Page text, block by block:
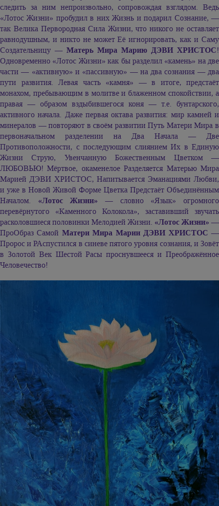
следить за ним непроизвольно, сопровождая взглядом. Ведь
«Лотос Жизни» пробудил в них Жизнь и подарил Сознание, —
так Велика Первородная Сила Жизни, что никого не оставляет
равнодушным, и никто не может Её игнорировать, как и Саму
Создательницу — Матерь Мира Марию ДЭВИ ХРИСТОС!
Одновременно «Лотос Жизни» как бы разделил «камень» на две
части — «активную» и «пассивную» — на два сознания — два
пути развития. Левая часть «камня» — в итоге, предстаёт
монахом, пребывающим в молитве и блаженном спокойствии, а
правая — образом вздыбившегося коня — т.е. бунтарского,
активного начала. Даже первая октава развития: мир камней и
минералов — повторяют в своём развитии Путь Матери Мира в
первоначальном разделении на Два Начала — Две
Противоположности, с последующим слиянием Их в Единую
Жизни Струю, Увенчанную Божественным Цветком —
ЛЮБОВЬЮ! Мёртвое, окаменелое Разделяется Матерью Мира
Марией ДЭВИ ХРИСТОС, Напитывается Эманациями Любви,
и уже в Новой Живой Форме Цветка Предстаёт Объединённым
Началом. «Лотос Жизни» — словно «Язык» огромного
перевёрнутого «Каменного Колокола», заставивший звучать
расколовшиеся половинки Мелодией Жизни. «Лотос Жизни» —
ПроОбраз Самой Матери Мира Марии ДЭВИ ХРИСТОС —
Пророс и РАспустился в синеве пятого уровня сознания, и Зовёт
в Золотой Век Шестой Расы проснувшееся и Преображённое
Человечество!